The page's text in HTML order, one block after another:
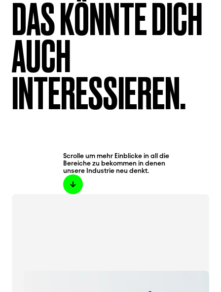
DAS KÖNNTE DICH
AUCH
INTERESSIEREN.
Scrolle um mehr Einblicke in all die
Bereiche zu bekommen in denen
unsere Industrie neu denkt.